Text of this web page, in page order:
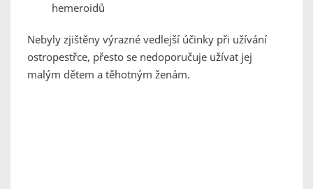
hemeroidů
Nebyly zjištěny výrazné vedlejší účinky při užívání
ostropestřce, přesto se nedoporučuje užívat jej
malým dětem a těhotným ženám.